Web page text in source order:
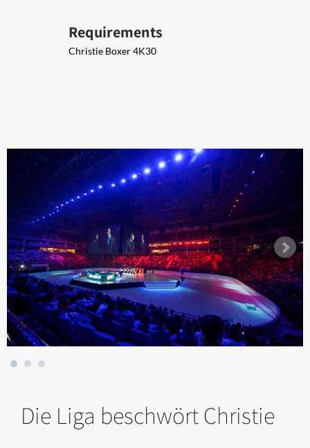
Requirements
Christie Boxer 4K30
Die Liga beschwört Christie